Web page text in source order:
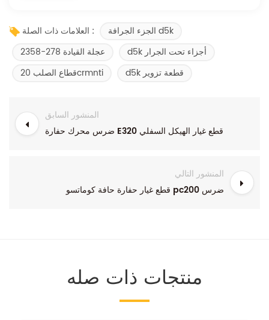
العلامات ذات الصلة :
الجزء الجرافة d5k
عجلة القيادة 278-2358
d5k أجزاء تحت الجرار
قطاع الصلب 20crmnti
d5k قطعة تزوير
المنشور السابق
ضرس محرك حفارة E320 قطع غيار الهيكل السفلي
المنشور التالي
قطع غيار حفارة حافة كوماتسو pc200 ضرس
منتجات ذات صله